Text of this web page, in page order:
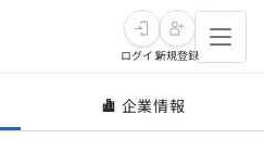
ログイン新規登録
企業情報